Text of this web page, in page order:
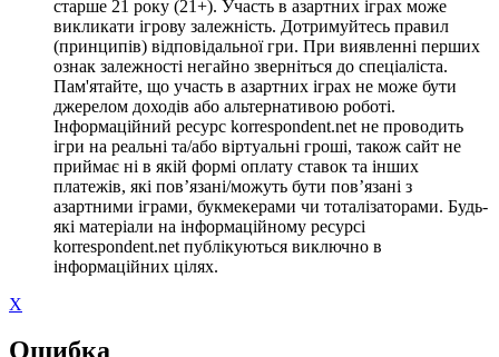
старше 21 року (21+). Участь в азартних іграх може
викликати ігрову залежність. Дотримуйтесь правил
(принципів) відповідальної гри. При виявленні перших
ознак залежності негайно зверніться до спеціаліста.
Пам'ятайте, що участь в азартних іграх не може бути
джерелом доходів або альтернативою роботі.
Інформаційний ресурс korrespondent.net не проводить
ігри на реальні та/або віртуальні гроші, також сайт не
приймає ні в якій формі оплату ставок та інших
платежів, які пов’язані/можуть бути пов’язані з
азартними іграми, букмекерами чи тоталізаторами. Будь-
які матеріали на інформаційному ресурсі
korrespondent.net публікуються виключно в
інформаційних цілях.
X
Ошибка